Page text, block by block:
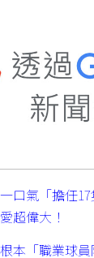
口氣「擔任
超偉大！
本「職業球